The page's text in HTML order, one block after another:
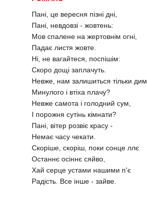
Пані, це вересня пізні дні,
Пані, невдовзі - жовтень:
Мов спалене на жертовнім огні,
Падає листя жовте.
Ні, не вагайтеся, поспішім:
Скоро дощі заплачуть.
Невже, нам залишиться тільки дим
Минулого і втіха плачу?
Невже самота і голодний сум,
І порожня сутінь кімнати?
Пані, вітер розвіє красу -
Немає часу чекати.
Скоріше, скоріш, поки сонце ллє
Останнє осіннє сяйво,
Хай серце устами нашими п'є
Радість. Все інше - зайве.